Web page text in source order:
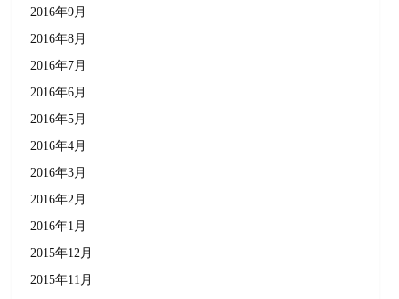
2016年9月
2016年8月
2016年7月
2016年6月
2016年5月
2016年4月
2016年3月
2016年2月
2016年1月
2015年12月
2015年11月